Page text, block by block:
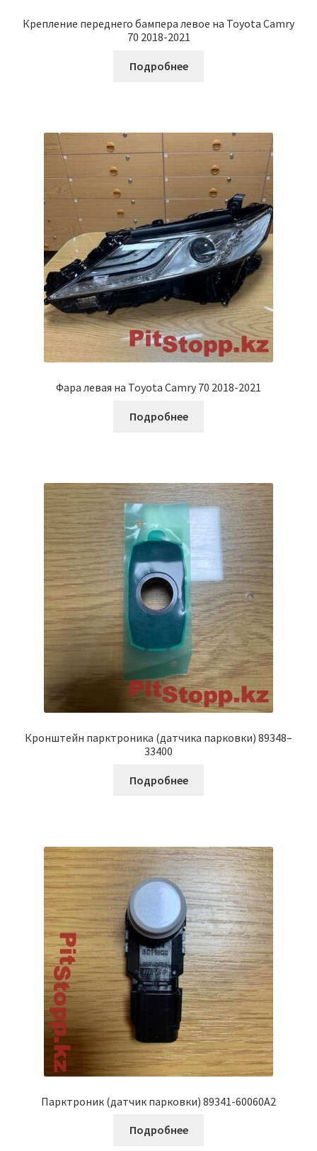
Крепление переднего бампера левое на Toyota Camry
70 2018-2021
Подробнее
Фара левая на Toyota Camry 70 2018-2021
Подробнее
Кронштейн парктроника (датчика парковки) 89348–
33400
Подробнее
Парктроник (датчик парковки) 89341-60060A2
Подробнее